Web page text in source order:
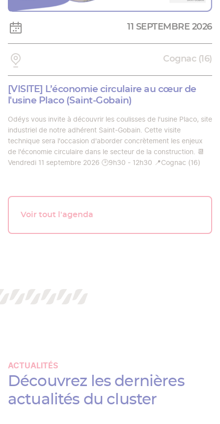
11 SEPTEMBRE 2026
Cognac (16)
[VISITE] L’économie circulaire au cœur de
l'usine Placo (Saint-Gobain)
Odéys vous invite à découvrir les coulisses de l'usine Placo, site
industriel de notre adhérent Saint-Gobain. Cette visite
technique sera l'occasion d'aborder concrètement les enjeux
de l'économie circulaire dans le secteur de la construction. 📆
Vendredi 11 septembre 2026 🕑9h30 - 12h30 📍Cognac (16)
Voir tout l'agenda
Découvrez les dernières
actualités du cluster